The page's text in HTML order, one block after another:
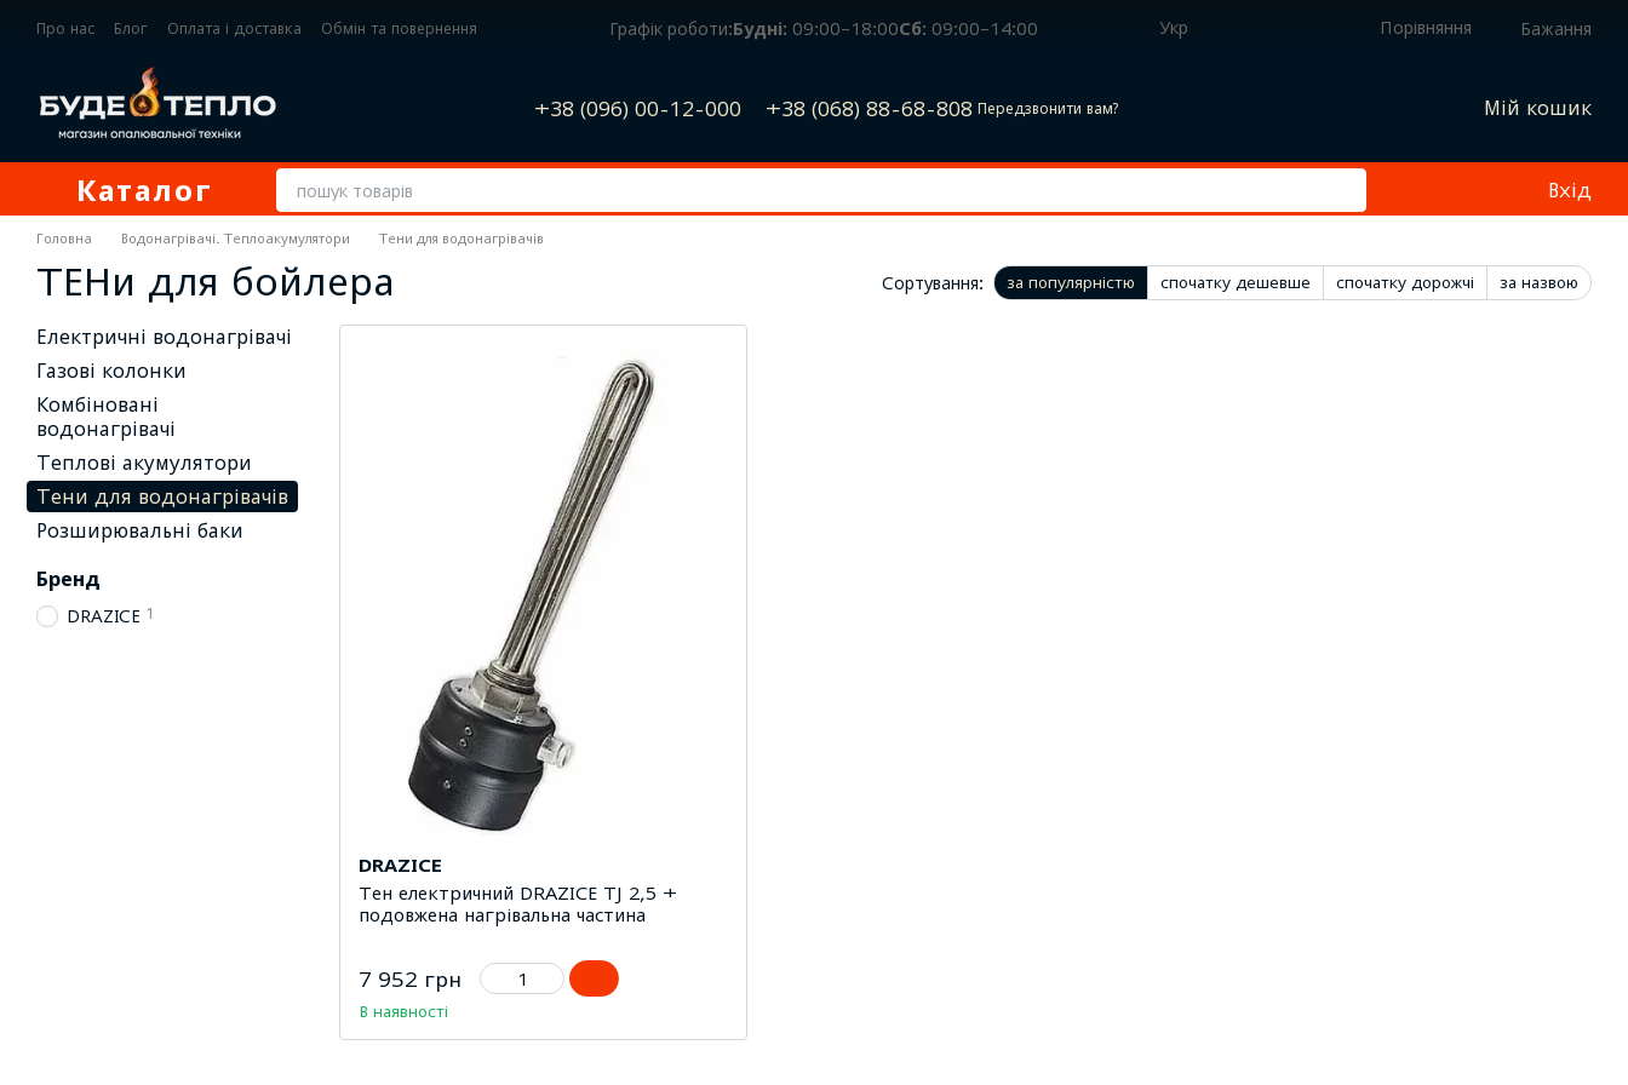
Про нас Блог Оплата і доставка
Обмін та повернення
Графік роботи:Будні: 09:00–18:00Сб: 09:00–14:00 Укр Порівняння Бажання
+38 (096) 00-12-000 +38 (068) 88-68-808 Передзвонити вам? Мій кошик
Каталог Вхід
Головна Водонагрівачі. Теплоакумулятори Тени для водонагрівачів
ТЕНи для бойлера Сортування: за популярністю спочатку дешевше спочатку дорожчі за назвою
DRAZICE
Тен електричний DRAZICE TJ 2,5 +
подовжена нагрівальна частина
7 952 грн
В наявності
Електричні водонагрівачі
Газові колонки
Комбіновані
водонагрівачі
Теплові акумулятори
Тени для водонагрівачів
Розширювальні баки
Бренд
DRAZICE 1